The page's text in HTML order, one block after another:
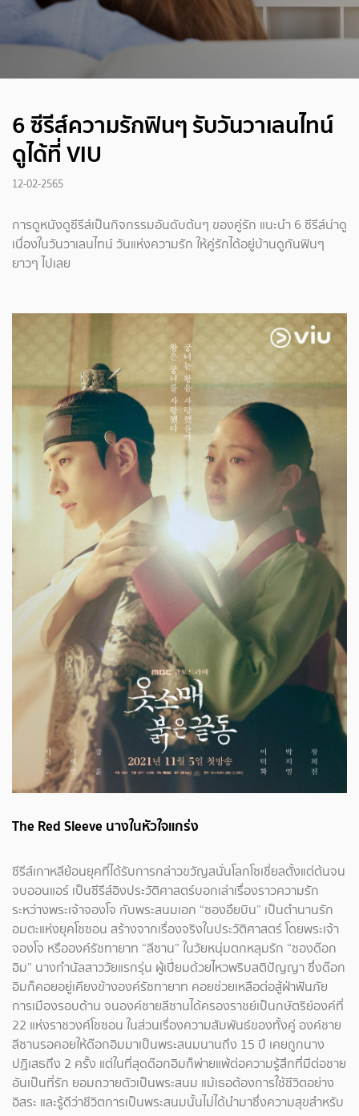
6 ซีรีส์ความรักฟินๆ รับวันวาเลนไทน์
ดูได้ที่ VIU
12-02-2565
การดูหนังดูซีรีส์เป็นกิจกรรมอันดับต้นๆ ของคู่รัก แนะนำ 6 ซีรีส์น่าดู
เนื่องในวันวาเลนไทน์ วันแห่งความรัก ให้คู่รักได้อยู่บ้านดูกันฟินๆ
ยาวๆ ไปเลย
The Red Sleeve นางในหัวใจแกร่ง
ซีรีส์เกาหลีย้อนยุคที่ได้รับการกล่าวขวัญสนั่นโลกโซเชี่ยลตั้งแต่ต้นจน
จบออนแอร์ เป็นซีรีส์อิงประวัติศาสตร์บอกเล่าเรื่องราวความรัก
ระหว่างพระเจ้าจองโจ กับพระสนมเอก “ซองอึยบิน” เป็นตำนานรัก
อมตะแห่งยุคโชซอน สร้างจากเรื่องจริงในประวัติศาสตร์ โดยพระเจ้า
จองโจ หรือองค์รัชทายาท “ลีซาน” ในวัยหนุ่มตกหลุมรัก “ซองด๊อก
อิม” นางกำนัลสาววัยแรกรุ่น ผู้เปี่ยมด้วยไหวพริบสติปัญญา ซึ่งด๊อก
อิมก็คอยอยู่เคียงข้างองค์รัชทายาท คอยช่วยเหลือต่อสู้ฝ่าฟันภัย
การเมืองรอบด้าน จนองค์ชายลีซานได้ครองราชย์เป็นกษัตริย์องค์ที่
22 แห่งราชวงศ์โชซอน ในส่วนเรื่องความสัมพันธ์ของทั้งคู่ องค์ชาย
ลีซานรอคอยให้ด๊อกอิมมาเป็นพระสนมนานถึง 15 ปี เคยถูกนาง
ปฏิเสธถึง 2 ครั้ง แต่ในที่สุดด๊อกอิมก็พ่ายแพ้ต่อความรู้สึกที่มีต่อชาย
อันเป็นที่รัก ยอมถวายตัวเป็นพระสนม แม้เธอต้องการใช้ชีวิตอย่าง
อิสระ และรู้ดีว่าชีวิตการเป็นพระสนมนั้นไม่ได้นำมาซึ่งความสุขสำหรับ